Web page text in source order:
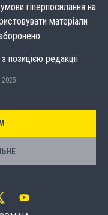
гіперпосилання на
матеріали
позицією редакції
2025